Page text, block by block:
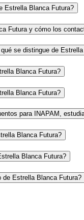
Estrella Blanca Futura?
Futura y cómo los
se distingue de
Blanca Futura?
Blanca Futura?
para INAPAM,
Blanca Futura?
Blanca Futura?
de Estrella Blanca Futura?